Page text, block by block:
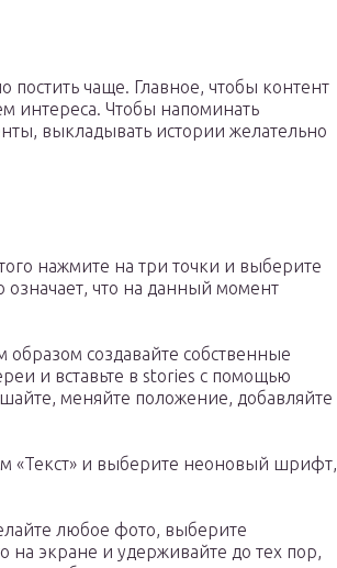
постить чаще. Главное, чтобы контент
интереса. Чтобы напоминать
выкладывать истории желательно
нажмите на три точки и выберите
означает, что на данный момент
образом создавайте собственные
и вставьте в stories с помощью
меняйте положение, добавляйте
«Текст» и выберите неоновый шрифт,
любое фото, выберите
на экране и удерживайте до тех пор,